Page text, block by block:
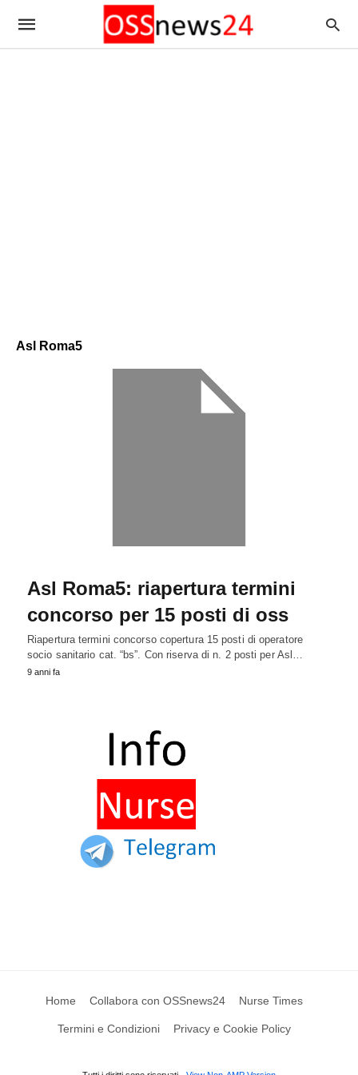
Asl Roma5
Asl Roma5: riapertura termini
concorso per 15 posti di oss
Riapertura termini concorso copertura 15 posti di operatore
socio sanitario cat. “bs”. Con riserva di n. 2 posti per Asl…
9 anni fa
Home Collabora con OSSnews24 Nurse Times
Termini e Condizioni Privacy e Cookie Policy